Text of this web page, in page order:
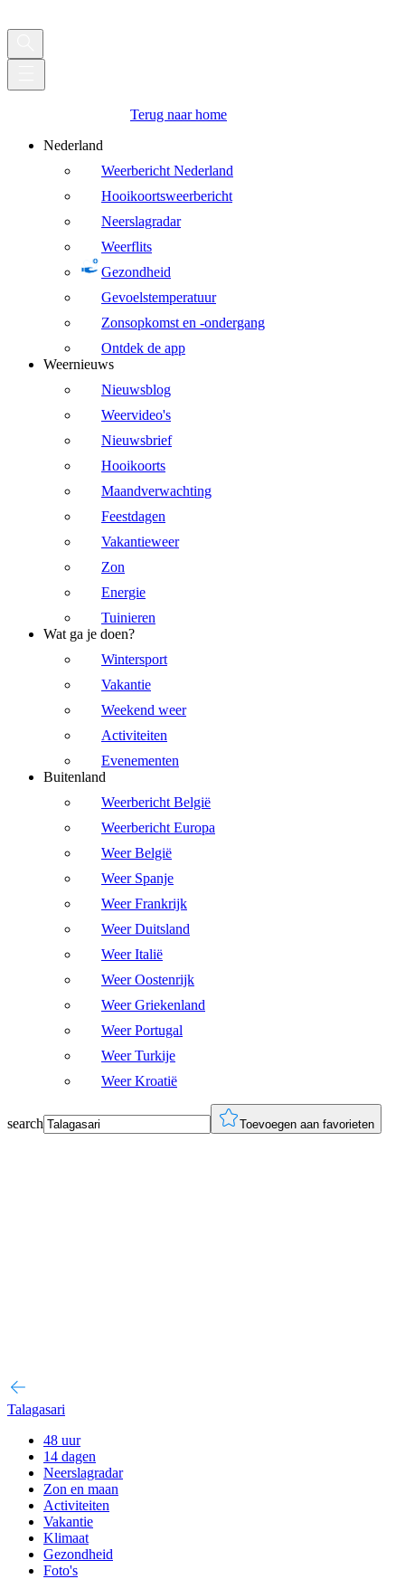
Terug naar home
Nederland
Weerbericht Nederland
Hooikoortsweerbericht
Neerslagradar
Weerflits
Gezondheid
Gevoelstemperatuur
Zonsopkomst en -ondergang
Ontdek de app
Weernieuws
Nieuwsblog
Weervideo's
Nieuwsbrief
Hooikoorts
Maandverwachting
Feestdagen
Vakantieweer
Zon
Energie
Tuinieren
Wat ga je doen?
Wintersport
Vakantie
Weekend weer
Activiteiten
Evenementen
Buitenland
Weerbericht België
Weerbericht Europa
Weer België
Weer Spanje
Weer Frankrijk
Weer Duitsland
Weer Italië
Weer Oostenrijk
Weer Griekenland
Weer Portugal
Weer Turkije
Weer Kroatië
search Toevoegen aan favorieten
Talagasari
48 uur
14 dagen
Neerslagradar
Zon en maan
Activiteiten
Vakantie
Klimaat
Gezondheid
Foto's